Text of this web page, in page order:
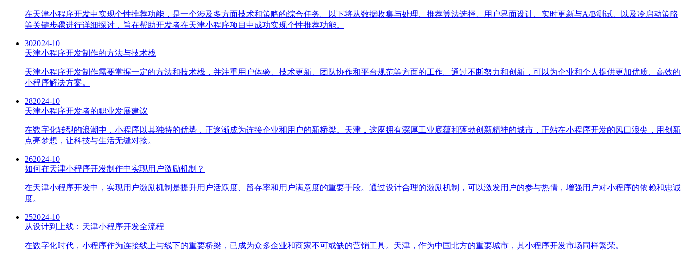
在天津小程序开发中实现个性推荐功能，是一个涉及多方面技术和策略的综合任务。以下将从数据收集与处理、推荐算法选择、用户界面设计、实时更新与A/B测试、以及冷启动策略
等关键步骤进行详细探讨，旨在帮助开发者在天津小程序项目中成功实现个性推荐功能。
302024-10
天津小程序开发制作的方法与技术栈
天津小程序开发制作需要掌握一定的方法和技术栈，并注重用户体验、技术更新、团队协作和平台规范等方面的工作。通过不断努力和创新，可以为企业和个人提供更加优质、高效的
小程序解决方案。
282024-10
天津小程序开发者的职业发展建议
在数字化转型的浪潮中，小程序以其独特的优势，正逐渐成为连接企业和用户的新桥梁。天津，这座拥有深厚工业底蕴和蓬勃创新精神的城市，正站在小程序开发的风口浪尖，用创新
点亮梦想，让科技与生活无缝对接。
262024-10
如何在天津小程序开发制作中实现用户激励机制？
在天津小程序开发中，实现用户激励机制是提升用户活跃度、留存率和用户满意度的重要手段。通过设计合理的激励机制，可以激发用户的参与热情，增强用户对小程序的依赖和忠诚
度。
252024-10
从设计到上线：天津小程序开发全流程
在数字化时代，小程序作为连接线上与线下的重要桥梁，已成为众多企业和商家不可或缺的营销工具。天津，作为中国北方的重要城市，其小程序开发市场同样繁荣。